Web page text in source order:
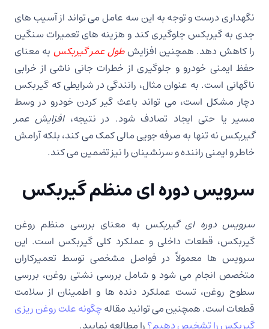
نگهداری درست و توجه به این سه عامل می تواند از آسیب های
جدی به گیربکس جلوگیری کند و هزینه های تعمیرات سنگین
را کاهش دهد. همچنین افزایشطول عمر گیربکس به معنای
حفظ ایمنی خودرو و جلوگیری از خطرات جانی ناشی از خرابی
ناگهانی است. به عنوان مثال، رانندگی در شرایطی که گیربکس
دچار مشکل است، می تواند باعث گیر کردن خودرو در وسط
مسیر یا حتی ایجاد تصادف شود. در نتیجه،افزایش عمر
گیربکسنه تنها به صرفه جویی مالی کمک می کند، بلکه آرامش
خاطر و ایمنی راننده و سرنشینان را نیز تضمین می کند.
سرویس دوره ای منظم گیربکس
سرویس دوره ای گیربکس به معنای بررسی منظم روغن
گیربکس، قطعات داخلی و عملکرد کلی گیربکس است. این
سرویس ها معمولاً در فواصل مشخصی توسط تعمیرکاران
متخصص انجام می شود و شامل بررسی نشتی روغن، بررسی
سطوح روغن، تست عملکرد دنده ها و اطمینان از سلامت
قطعات است. همچنین می توانید مقالهچگونه علت روغن ریزی
گیربکس را تشخیص دهیم؟را مطالعه نمایید.